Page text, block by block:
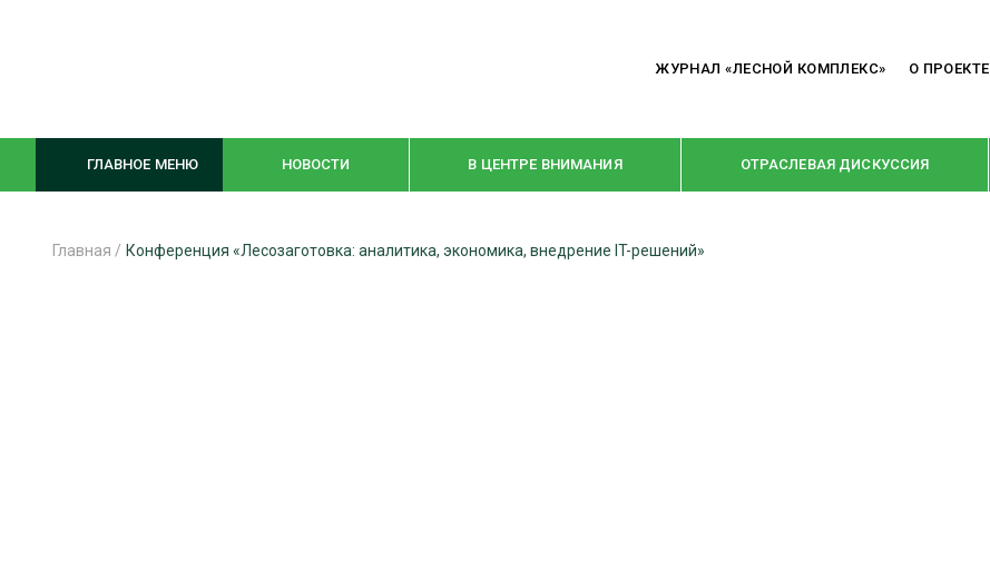
ЖУРНАЛ «ЛЕСНОЙ КОМПЛЕКС» О ПРОЕКТЕ
ГЛАВНОЕ МЕНЮ НОВОСТИ В ЦЕНТРЕ ВНИМАНИЯ ОТРАСЛЕВАЯ ДИСКУССИЯ
Главная / Конференция «Лесозаготовка: аналитика, экономика, внедрение IT-решений»